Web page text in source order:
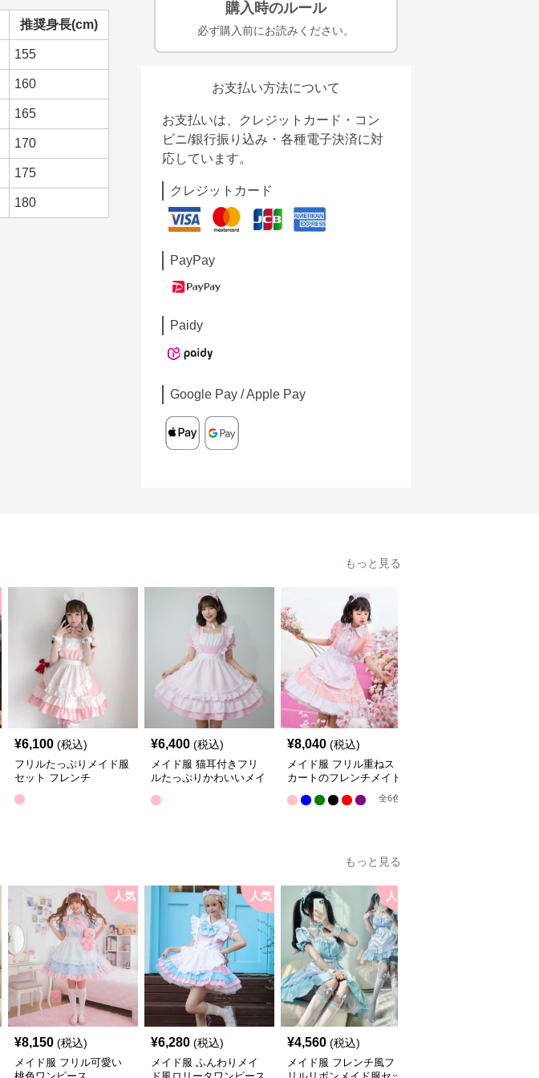
推奨身長(cm)
155
160
165
170
175
180
購入時のルール
必ず購入前にお読みください。
お支払い方法について
お支払いは、クレジットカード・コン
ビニ/銀行振り込み・各種電子決済に対
応しています。
クレジットカード
PayPay
Paidy
Google Pay / Apple Pay
もっと見る
¥6,100 (税込)
フリルたっぷりメイド服
セット フレンチ
¥6,400 (税込)
メイド服 猫耳付きフリ
ルたっぷりかわいいメイ
¥8,040 (税込)
メイド服 フリル重ねス
カートのフレンチメイド
全6色
もっと見る
人気
¥8,150 (税込)
メイド服 フリル可愛い
人気
¥6,280 (税込)
メイド服 ふんわりメイ
人気
¥4,560 (税込)
メイド服 フレンチ風フ